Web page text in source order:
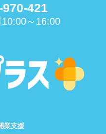
970-421
～16:00
業支援